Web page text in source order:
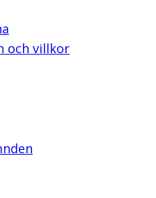
och villkor